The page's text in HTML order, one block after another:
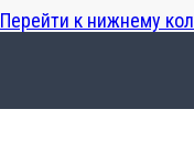
Перейти к нижнему